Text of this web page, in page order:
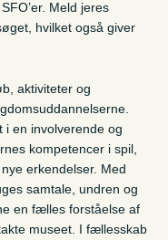
Meld jeres
hvilket også giver
aktiviteter og
i en involverende og
kompetencer i spil,
erkendelser. Med
samtale, undren og
en fælles forståelse af
museet. I fællesskab